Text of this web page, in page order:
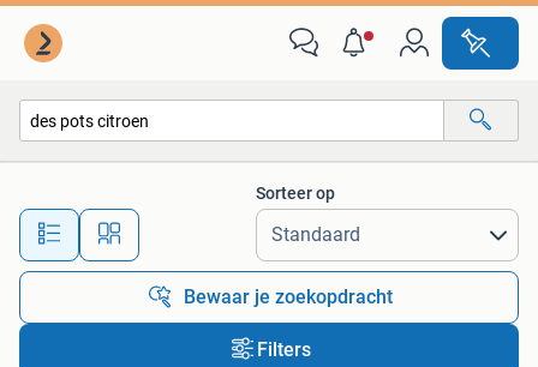
Alle afstanden…
Sorteer op
Bewaar je zoekopdracht
Filters